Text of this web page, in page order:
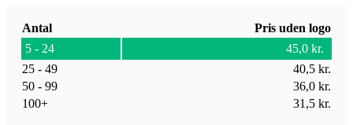
Antal
Pris uden logo
5 - 24
45,0 kr.
25 - 49
40,5 kr.
50 - 99
36,0 kr.
100+
31,5 kr.